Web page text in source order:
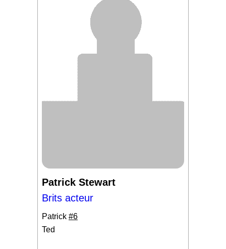
Patrick Stewart
Brits acteur
Patrick #6
Ted